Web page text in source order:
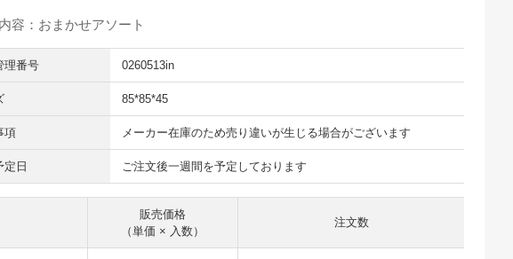
容：おまかせアソート
理番号 0260513in
85*85*45
項 メーカー在庫のため売り違いが生じる場合がございます
定日 ご注文後一週間を予定しております
販売価格
（単価 × 入数）
注文数